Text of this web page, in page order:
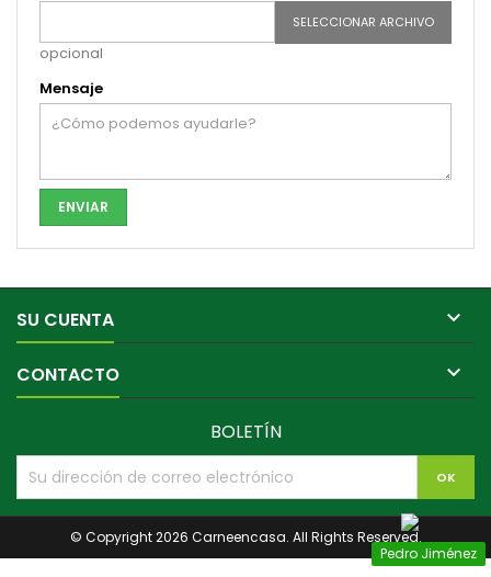
SELECCIONAR ARCHIVO
opcional
Mensaje
SU CUENTA 
CONTACTO 
Pedro Jiménez
BOLETÍN
© Copyright 2026 Carneencasa. All Rights Reserved.